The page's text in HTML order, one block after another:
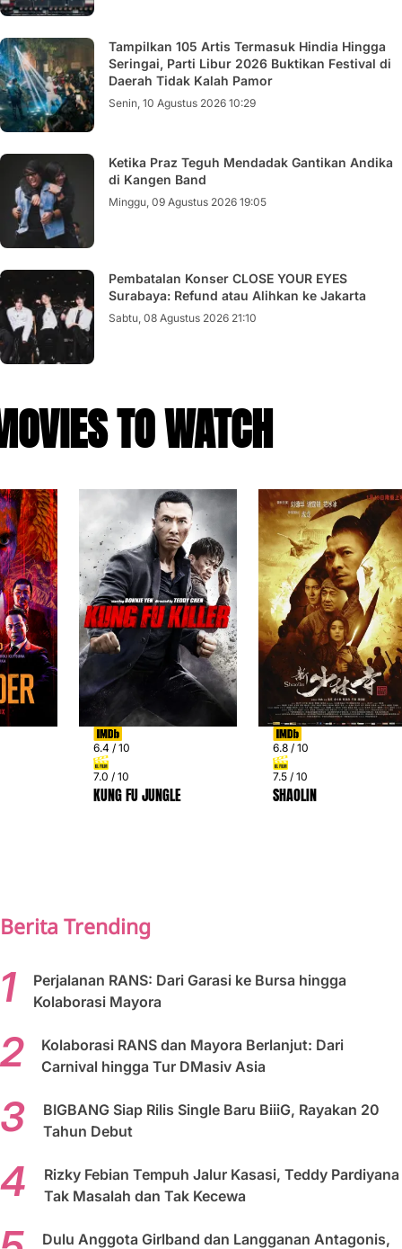
Tampilkan 105 Artis Termasuk Hindia Hingga
Seringai, Parti Libur 2026 Buktikan Festival di
Daerah Tidak Kalah Pamor
Senin, 10 Agustus 2026 10:29
Ketika Praz Teguh Mendadak Gantikan Andika
di Kangen Band
Minggu, 09 Agustus 2026 19:05
Pembatalan Konser CLOSE YOUR EYES
Surabaya: Refund atau Alihkan ke Jakarta
Sabtu, 08 Agustus 2026 21:10
TO WATCH
6.4 / 10
7.0 / 10
KUNG FU JUNGLE
6.8 / 10
7.5 / 10
SHAOLIN
Berita Trending
Perjalanan RANS: Dari Garasi ke Bursa hingga
Kolaborasi Mayora
Kolaborasi RANS dan Mayora Berlanjut: Dari
Carnival hingga Tur DMasiv Asia
BIGBANG Siap Rilis Single Baru BiiiG, Rayakan 20
Tahun Debut
Rizky Febian Tempuh Jalur Kasasi, Teddy Pardiyana
Tak Masalah dan Tak Kecewa
Dulu Anggota Girlband dan Langganan Antagonis,